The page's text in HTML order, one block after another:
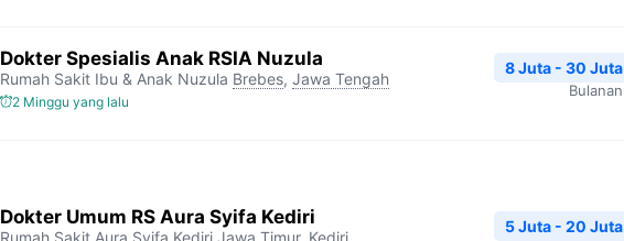
Dokter Spesialis Anak RSIA Nuzula
Rumah Sakit Ibu & Anak Nuzula Brebes, Jawa Tengah
2 Minggu yang lalu
8 Juta - 30 Juta
Bulanan
Dokter Umum RS Aura Syifa Kediri
Rumah Sakit Aura Syifa Kediri Jawa Timur, Kediri
5 Juta - 20 Juta